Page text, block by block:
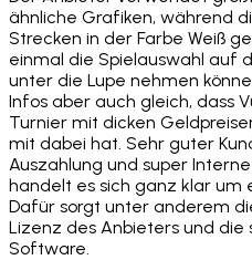
ähnliche Grafiken, während
Strecken in der Farbe Weiß
einmal die Spielauswahl auf
unter die Lupe nehmen
Infos aber auch gleich, dass
Turnier mit dicken
mit dabei hat. Sehr guter
Auszahlung und super
handelt es sich ganz klar um
Dafür sorgt unter anderem
Lizenz des Anbieters und die
Software.